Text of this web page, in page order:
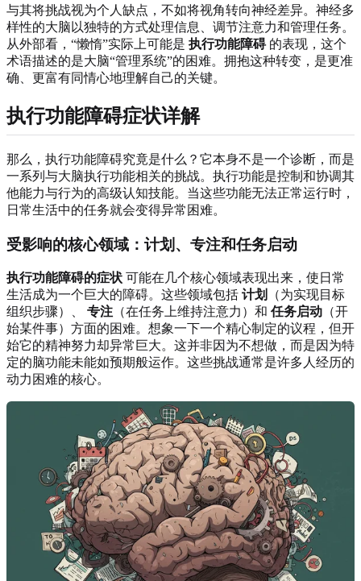
与其将挑战视为个人缺点，不如将视角转向神经差异。神经多
样性的大脑以独特的方式处理信息、调节注意力和管理任务。
从外部看，“懒惰”实际上可能是 执行功能障碍的表现，这个
术语描述的是大脑“管理系统”的困难。拥抱这种转变，是更准
确、更富有同情心地理解自己的关键。
执行功能障碍症状详解
那么，执行功能障碍究竟是什么？它本身不是一个诊断，而是
一系列与大脑执行功能相关的挑战。执行功能是控制和协调其
他能力与行为的高级认知技能。当这些功能无法正常运行时，
日常生活中的任务就会变得异常困难。
受影响的核心领域：计划、专注和任务启动
执行功能障碍的症状 可能在几个核心领域表现出来，使日常
生活成为一个巨大的障碍。这些领域包括 计划
（为实现目标
组织步骤）、 专注 （在任务上维持注意力）和 任务启动 （开
始某件事）方面的困难。想象一下一个精心制定的议程，但开
始它的精神努力却异常巨大。这并非因为不想做，而是因为特
定的脑功能未能如预期般运作。这些挑战通常是许多人经历的
动力困难的核心。